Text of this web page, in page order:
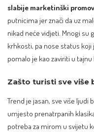
slabije marketinški
putnicima jer znači da uz
nikad neće vidjeti. Mnogi su
krhkosti, pa nose status
pomalo je kao zaviriti u
Zašto turisti sve više
Trend je jasan, sve više ljudi
umjesto prenatrpanih
potreba za mirom u svijetu